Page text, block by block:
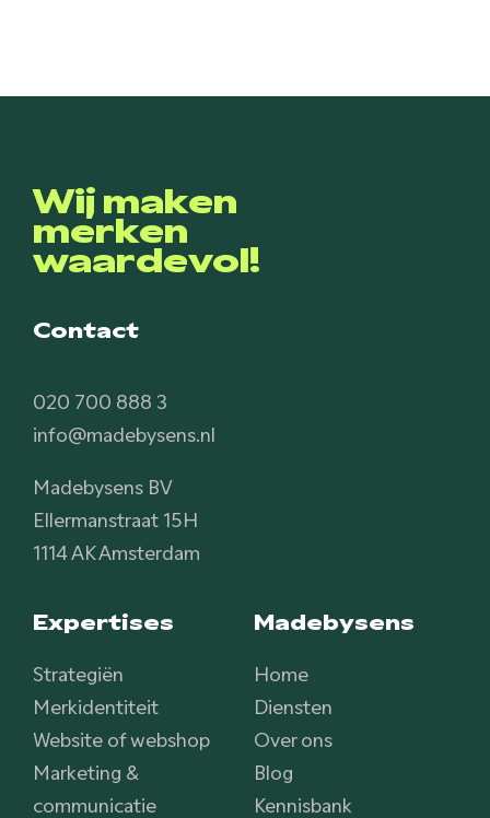
Wij maken
merken
waardevol!
Contact
020 700 888 3
info@madebysens.nl
Madebysens BV
Ellermanstraat 15H
1114 AK Amsterdam
Expertises
Strategiën
Merkidentiteit
Website of webshop
Marketing &
communicatie
Madebysens
Home
Diensten
Over ons
Blog
Kennisbank